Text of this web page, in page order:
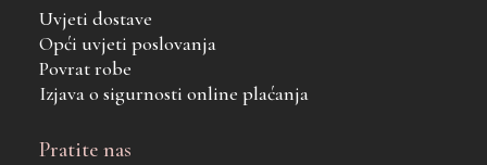
Uvjeti dostave
Opći uvjeti poslovanja
Povrat robe
Izjava o sigurnosti online plaćanja
Pratite nas